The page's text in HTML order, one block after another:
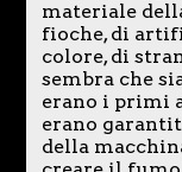
materiale
fioche, di
colore, di
sembra che
erano i primi
erano
della